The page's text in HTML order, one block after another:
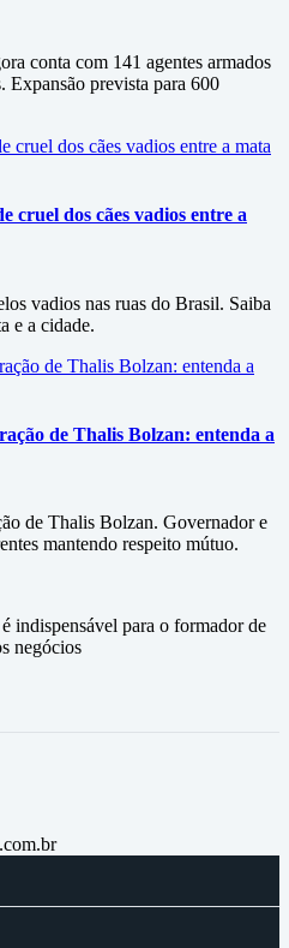
conta com 141 agentes armados
Expansão prevista para 600
cruel dos cães vadios entre a
vadios nas ruas do Brasil. Saiba
e a cidade.
de Thalis Bolzan: entenda a
de Thalis Bolzan. Governador e
mantendo respeito mútuo.
para o formador de
negócios